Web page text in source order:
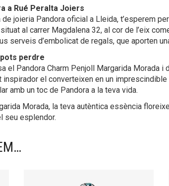
a Rué Peralta Joiers
joieria Pandora oficial a Lleida, t’esperem
al carrer Magdalena 32, al cor de l’eix
serveis d’embolicat de regals, que aporten
perdre
el Pandora Charm Penjoll Margarida Morada
el converteixen en un
amb un toc de Pandora a la teva vida.
Morada, la teva autèntica essència
seu esplendor.